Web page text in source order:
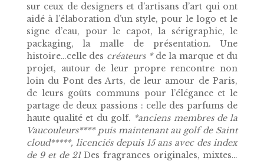
sur ceux de designers et d’artisans d’art qui ont
aidé à l’élaboration d’un style, pour le logo et le
signe d’eau, pour le capot, la sérigraphie, le
packaging, la malle de présentation. Une
histoire…celle des créateurs *de la marque et du
projet, autour de leur propre rencontre non
loin du Pont des Arts, de leur amour de Paris,
de leurs goûts communs pour l’élégance et le
partage de deux passions : celle des parfums de
haute qualité et du golf. *anciens membres de la
Vaucouleurs**** puis maintenant au golf de Saint
cloud*****, licenciés depuis 15 ans avec des index
de 9 et de 21 Des fragrances originales, mixtes…